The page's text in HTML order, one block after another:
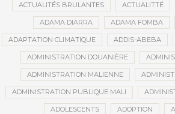
ACTUALITÉS BRULANTES ACTUALITTÉ
ADAMA DIARRA ADAMA FOMBA
ADAPTATION CLIMATIQUE ADDIS-ABEBA
ADMINISTRATION DOUANIÈRE
ADMINISTRATION MALIENNE
ADMINISTRATION PUBLIQUE MALI
ADOLESCENTS ADOPTION